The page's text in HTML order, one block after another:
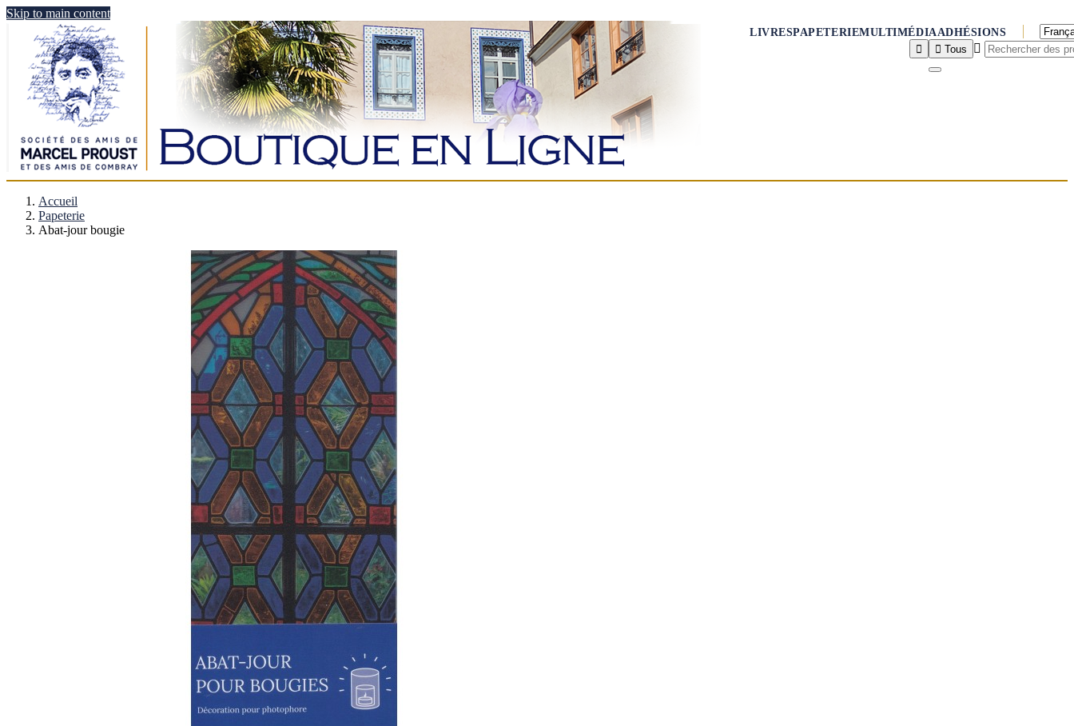
Skip to main content
LIVRESPAPETERIEMULTIMÉDIA ADHÉSIONS

 Tous 
Accueil
Papeterie
Abat-jour bougie